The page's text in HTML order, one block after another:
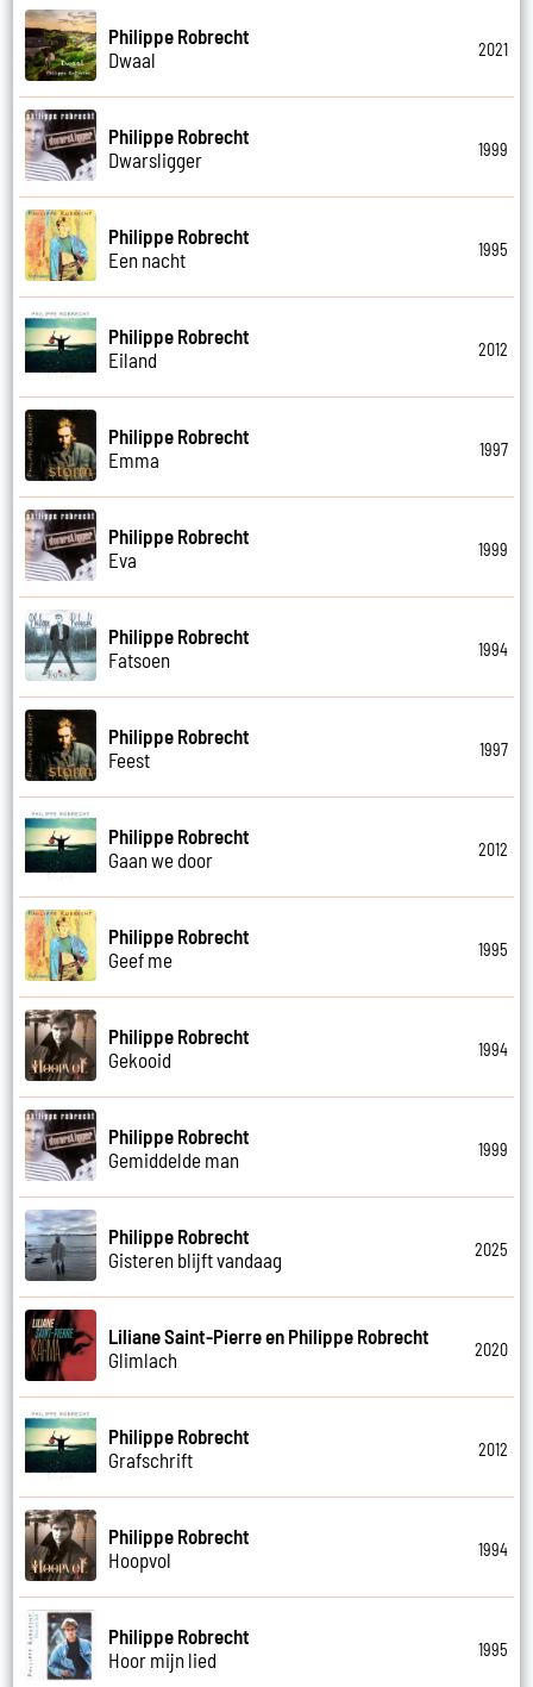
Philippe Robrecht
Dwaal
2021
Philippe Robrecht
Dwarsligger
1999
Philippe Robrecht
Een nacht
1995
Philippe Robrecht
Eiland
2012
Philippe Robrecht
Emma
1997
Philippe Robrecht
Eva
1999
Philippe Robrecht
Fatsoen
1994
Philippe Robrecht
Feest
1997
Philippe Robrecht
Gaan we door
2012
Philippe Robrecht
Geef me
1995
Philippe Robrecht
Gekooid
1994
Philippe Robrecht
Gemiddelde man
1999
Philippe Robrecht
Gisteren blijft vandaag
2025
Liliane Saint-Pierre en Philippe Robrecht
Glimlach
2020
Philippe Robrecht
Grafschrift
2012
Philippe Robrecht
Hoopvol
1994
Philippe Robrecht
Hoor mijn lied
1995